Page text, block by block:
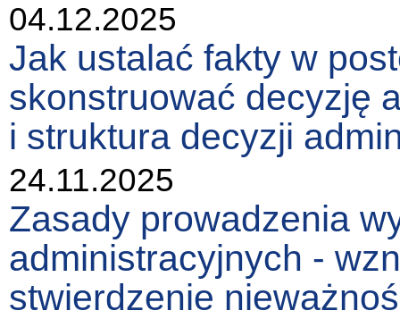
04.12.2025
Jak ustalać fakty w
skonstruować decyzję
i struktura decyzji
24.11.2025
Zasady prowadzenia
administracyjnych -
stwierdzenie